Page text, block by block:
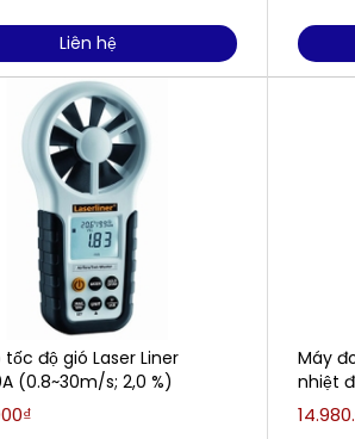
Liên hệ
độ gió Laser Liner
(0.8~30m/s; 2,0 %)
Máy
nhiệt